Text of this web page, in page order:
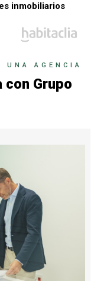
inmobiliarios
con Grupo